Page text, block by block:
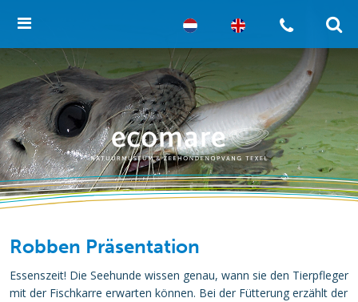
Robben Präsentation
Essenszeit! Die Seehunde wissen genau, wann sie den Tierpfleger
mit der Fischkarre erwarten können. Bei der Fütterung erzählt der